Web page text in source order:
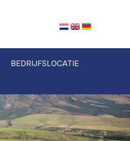
BEDRIJFSLOCATIE